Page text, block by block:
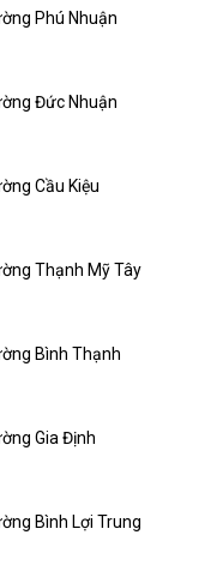
Phú Nhuận
Đức Nhuận
Cầu Kiệu
Thạnh Mỹ Tây
Bình Thạnh
Gia Định
Bình Lợi Trung